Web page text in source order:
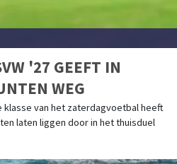
'27 GEEFT IN
WEG
klasse van het zaterdagvoetbal heeft
laten liggen door in het thuisduel